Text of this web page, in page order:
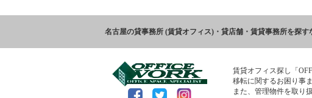
名古屋の貸事務所 (賃貸オフィス)・貸店舗・賃貸事務所を探す
賃貸オフィス探し「
移転に関するお困り事
また、管理物件を取り